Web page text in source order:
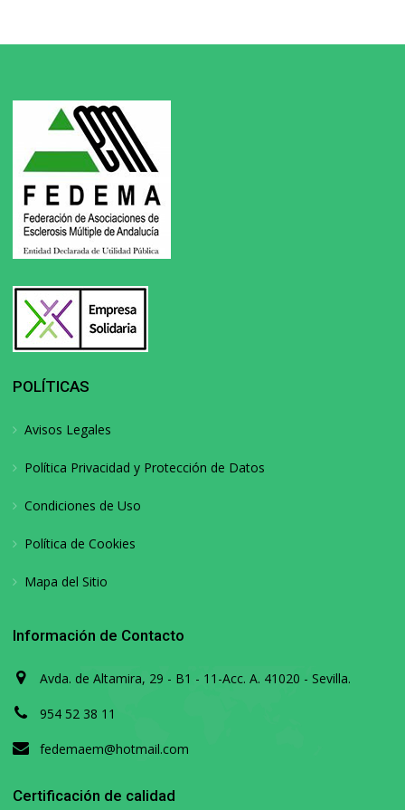
POLÍTICAS
Avisos Legales
Política Privacidad y Protección de Datos
Condiciones de Uso
Política de Cookies
Mapa del Sitio
Información de Contacto
Avda. de Altamira, 29 - B1 - 11-Acc. A. 41020 - Sevilla.
954 52 38 11
fedemaem@hotmail.com
Certificación de calidad